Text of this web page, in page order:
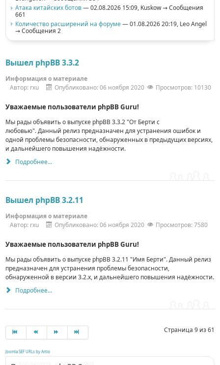
Атака китайских ботов— 02.08.2026 15:09, Kuskow→ Сообщения
661
Количество расширений на форуме— 01.08.2026 20:19, Leo Angel
→ Сообщения 2
Вышел phpBB 3.3.2
Информация о материале
Автор: rxu Опубликовано: 06 ноября 2020 Просмотров: 10130
Уважаемые пользователи phpBB Guru!
Мы рады объявить о выпуске phpBB 3.3.2 "От Берти с
любовью".Данный релиз предназначен для устранения ошибок и
одной проблемы безопасности, обнаруженных в предыдущих версиях,
и дальнейшего повышения надёжности.
Подробнее...
Вышел phpBB 3.2.11
Информация о материале
Автор: rxu Опубликовано: 06 ноября 2020 Просмотров: 7580
Уважаемые пользователи phpBB Guru!
Мы рады объявить о выпуске phpBB 3.2.11 "Имя Берти".Данный релиз
предназначен для устранения проблемы безопасности,
обнаруженной в версии 3.2.x, и дальнейшего повышения надёжности.
Подробнее...
Страница 9 из 61
Joomla SEF URLs by Artio